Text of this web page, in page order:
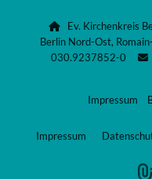

Ev. Kirchenkreis
Berlin Nord-Ost,
030.9237852-0 
Impressum
Impressum